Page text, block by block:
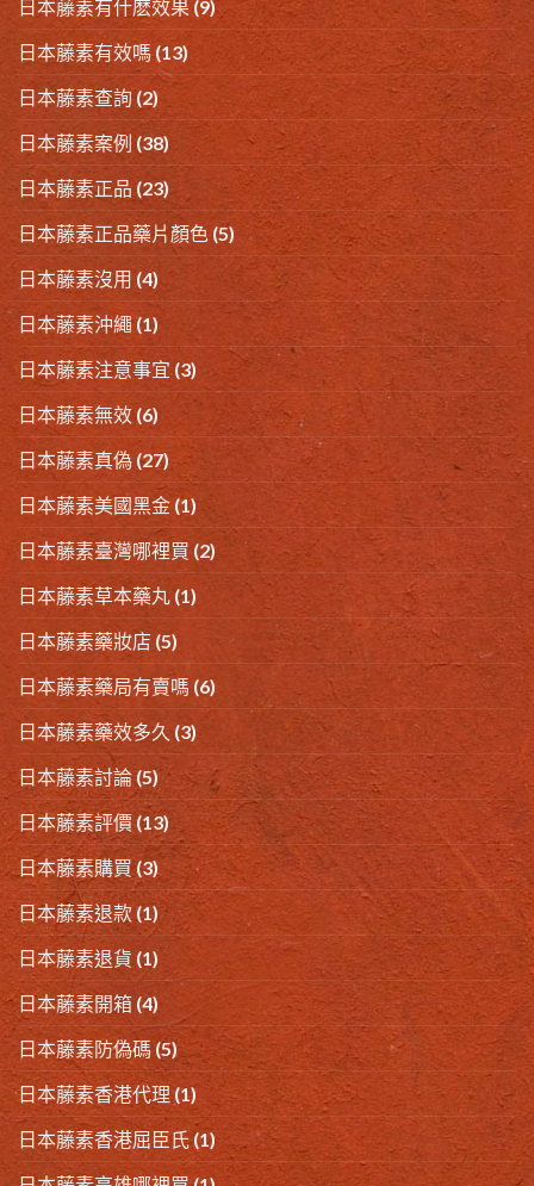
日本藤素有什麽效果 (9)
日本藤素有效嗎 (13)
日本藤素查詢(2)
日本藤素案例 (38)
日本藤素正品 (23)
日本藤素正品藥片顏色 (5)
日本藤素沒用 (4)
日本藤素沖繩 (1)
日本藤素注意事宜 (3)
日本藤素無效 (6)
日本藤素真偽 (27)
日本藤素美國黑金 (1)
日本藤素臺灣哪裡買 (2)
日本藤素草本藥丸 (1)
日本藤素藥妝店 (5)
日本藤素藥局有賣嗎 (6)
日本藤素藥效多久 (3)
日本藤素討論(5)
日本藤素評價(13)
日本藤素購買 (3)
日本藤素退款 (1)
日本藤素退貨 (1)
日本藤素開箱 (4)
日本藤素防偽碼(5)
日本藤素香港代理 (1)
日本藤素香港屈臣氏 (1)